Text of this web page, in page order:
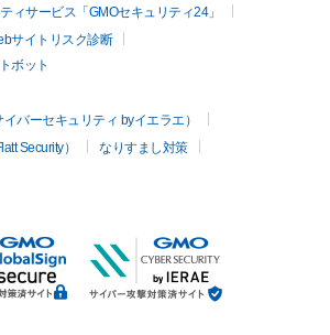
ィサービス「GMOセキュリティ24」
サイトリスク診断
ボット
バーセキュリティ byイエラエ）
Security）
なりすまし対策